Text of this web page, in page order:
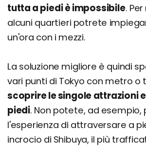
tutta a piedi è impossibile.
alcuni quartieri potrete
un'ora con i mezzi.
La soluzione migliore è quindi
vari punti di Tokyo con metro o
scoprire le singole attrazioni
piedi. Non potete, ad esempio,
l'esperienza di attraversare a
incrocio di Shibuya, il più